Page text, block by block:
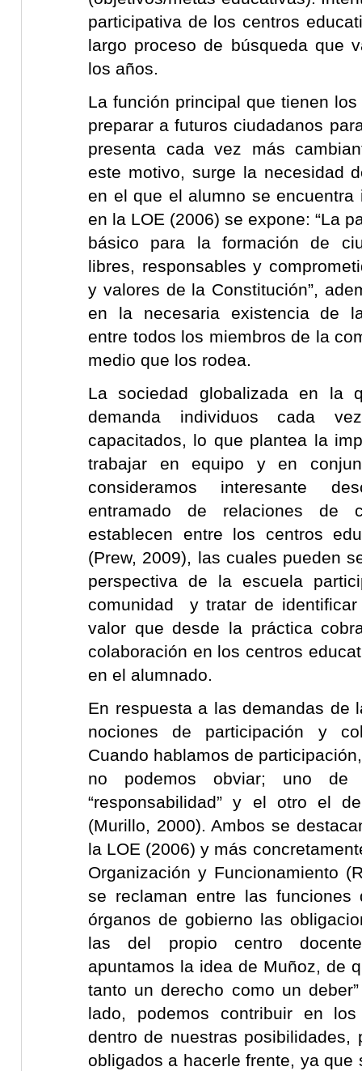
participativa de los centros
largo proceso de búsqueda que
los años.
La función principal que tienen
preparar a futuros ciudadanos
presenta cada vez más
este motivo, surge la necesidad
en el que el alumno se encuentra
en la LOE (2006) se expone: “La
básico para la formación de
libres, responsables y
y valores de la Constitución”,
en la necesaria existencia de la
entre todos los miembros de la
medio que los rodea.
La sociedad globalizada en la
demanda individuos cada
capacitados, lo que plantea la
trabajar en equipo y en
consideramos interesante
entramado de relaciones de
establecen entre los centros
(Prew, 2009), las cuales pueden
perspectiva de la escuela
comunidad y tratar de
valor que desde la práctica
colaboración en los centros
en el alumnado.
En respuesta a las demandas de
nociones de participación y
Cuando hablamos de
no podemos obviar; uno
“responsabilidad” y el otro el
(Murillo, 2000). Ambos se
la LOE (2006) y más
Organización y Funcionamiento
se reclaman entre las funciones
órganos de gobierno las
las del propio centro
apuntamos la idea de Muñoz, de
tanto un derecho como un
lado, podemos contribuir en los
dentro de nuestras posibilidades,
obligados a hacerle frente, ya que